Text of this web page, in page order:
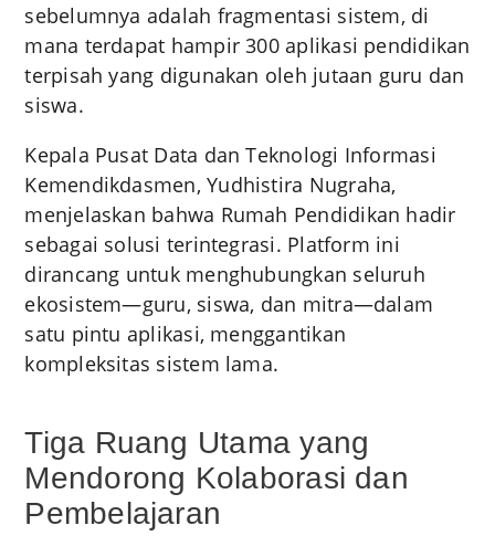
sebelumnya adalah fragmentasi sistem, di
mana terdapat hampir 300 aplikasi pendidikan
terpisah yang digunakan oleh jutaan guru dan
siswa.
Kepala Pusat Data dan Teknologi Informasi
Kemendikdasmen, Yudhistira Nugraha,
menjelaskan bahwa Rumah Pendidikan hadir
sebagai solusi terintegrasi. Platform ini
dirancang untuk menghubungkan seluruh
ekosistem—guru, siswa, dan mitra—dalam
satu pintu aplikasi, menggantikan
kompleksitas sistem lama.
Tiga Ruang Utama yang
Mendorong Kolaborasi dan
Pembelajaran